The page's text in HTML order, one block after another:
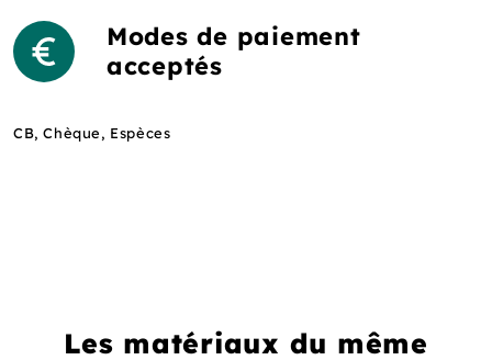
Modes de paiement
acceptés
CB, Chèque, Espèces
Les matériaux du même